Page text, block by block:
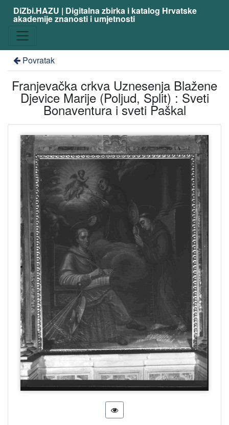
DiZbi.HAZU | Digitalna zbirka i katalog Hrvatske
akademije znanosti i umjetnosti
Povratak
Franjevačka crkva Uznesenja Blažene
Djevice Marije (Poljud, Split) : Sveti
Bonaventura i sveti Paškal